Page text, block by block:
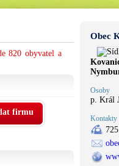
820 obyvatel a
firmu
Obec
Osoby
p. Král
Kontakty